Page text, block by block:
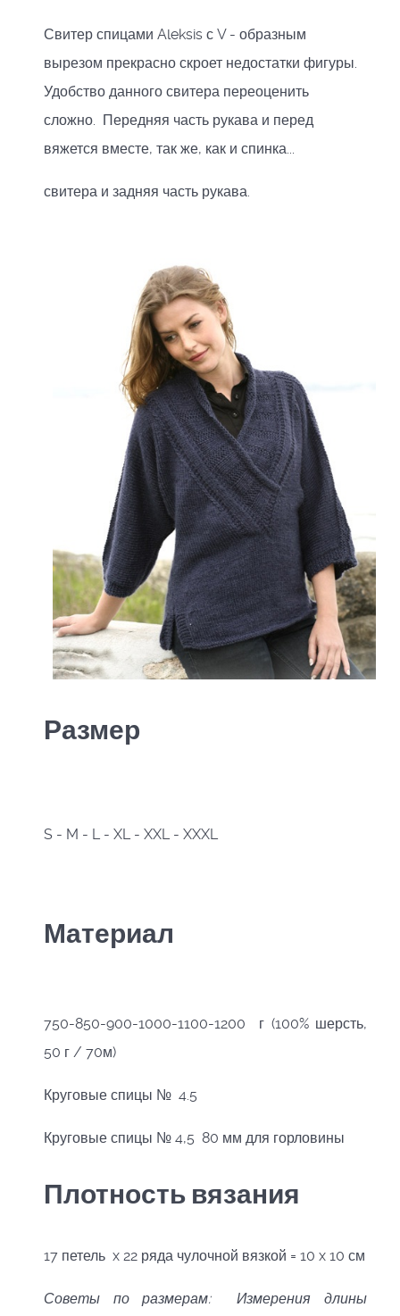
Свитер спицами Aleksis с V - образным
вырезом прекрасно скроет недостатки фигуры.
Удобство данного свитера переоценить
сложно. Передняя часть рукава и перед
вяжется вместе, так же, как и спинка...
свитера и задняя часть рукава.
Размер
S - M - L - XL - XXL - XXXL
Материал
750-850-900-1000-1100-1200 г (100% шерсть,
50 г / 70м)
Круговые спицы № 4.5
Круговые спицы № 4,5 80 мм для горловины
Плотность вязания
17 петель x 22 ряда чулочной вязкой = 10 x 10 см
Советы по размерам: Измерения длины